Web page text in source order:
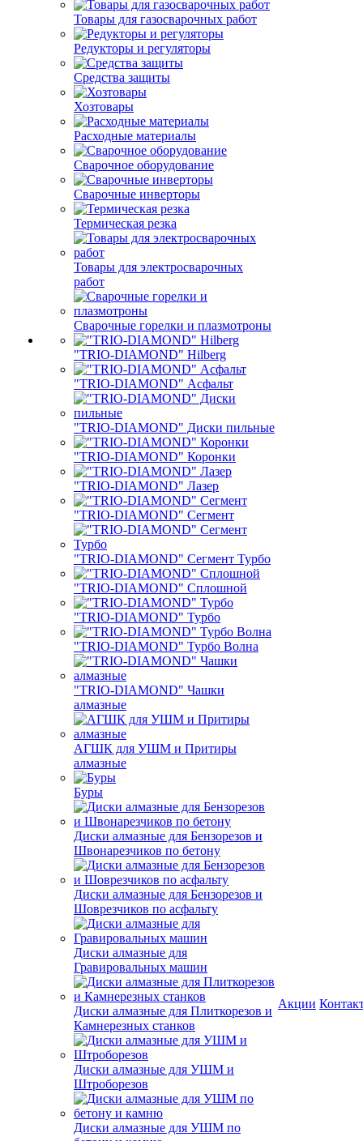
Товары для газосварочных работ
Редукторы и регуляторы
Средства защиты
Хозтовары
Расходные материалы
Сварочное оборудование
Сварочные инверторы
Термическая резка
Товары для электросварочных
работ
Сварочные горелки и плазмотроны
"TRIO-DIAMOND" Hilberg
"TRIO-DIAMOND" Асфальт
"TRIO-DIAMOND" Диски пильные
"TRIO-DIAMOND" Коронки
"TRIO-DIAMOND" Лазер
"TRIO-DIAMOND" Сегмент
"TRIO-DIAMOND" Сегмент Турбо
"TRIO-DIAMOND" Сплошной
"TRIO-DIAMOND" Турбо
"TRIO-DIAMOND" Турбо Волна
"TRIO-DIAMOND" Чашки
алмазные
АГШК для УШМ и Притиры
алмазные
Буры
Диски алмазные для Бензорезов и
Швонарезчиков по бетону
Диски алмазные для Бензорезов и
Шоврезчиков по асфальту
Диски алмазные для
Гравировальных машин
Диски алмазные для Плиткорезов и
Камнерезных станков
Диски алмазные для УШМ и
Штроборезов
Диски алмазные для УШМ по
Акции